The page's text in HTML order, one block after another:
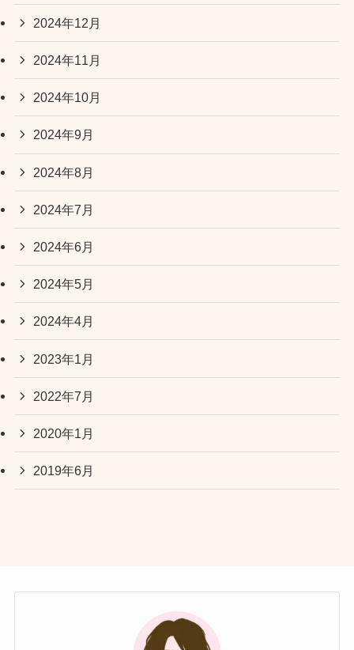
2024年12月
2024年11月
2024年10月
2024年9月
2024年8月
2024年7月
2024年6月
2024年5月
2024年4月
2023年1月
2022年7月
2020年1月
2019年6月